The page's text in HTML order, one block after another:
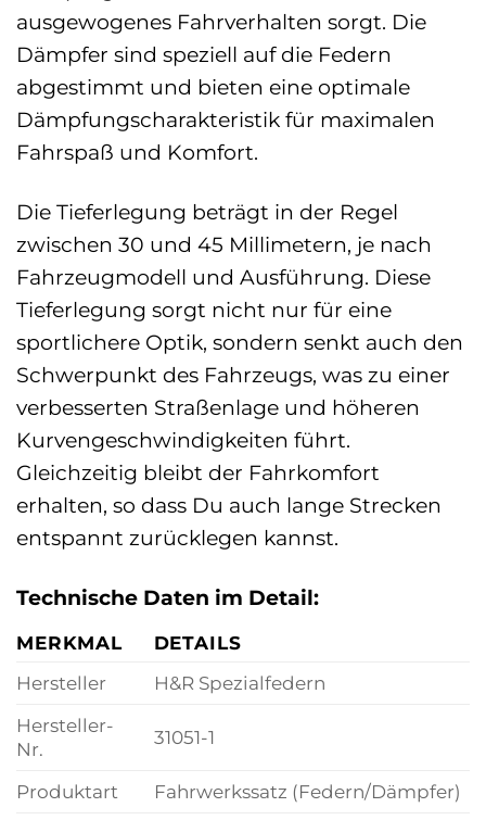
ausgewogenes Fahrverhalten sorgt. Die
Dämpfer sind speziell auf die Federn
abgestimmt und bieten eine optimale
Dämpfungscharakteristik für maximalen
Fahrspaß und Komfort.
Die Tieferlegung beträgt in der Regel
zwischen 30 und 45 Millimetern, je nach
Fahrzeugmodell und Ausführung. Diese
Tieferlegung sorgt nicht nur für eine
sportlichere Optik, sondern senkt auch den
Schwerpunkt des Fahrzeugs, was zu einer
verbesserten Straßenlage und höheren
Kurvengeschwindigkeiten führt.
Gleichzeitig bleibt der Fahrkomfort
erhalten, so dass Du auch lange Strecken
entspannt zurücklegen kannst.
Technische Daten im Detail:
MERKMAL
DETAILS
Hersteller
H&R Spezialfedern
Hersteller-
Nr.
31051-1
Produktart
Fahrwerkssatz (Federn/Dämpfer)